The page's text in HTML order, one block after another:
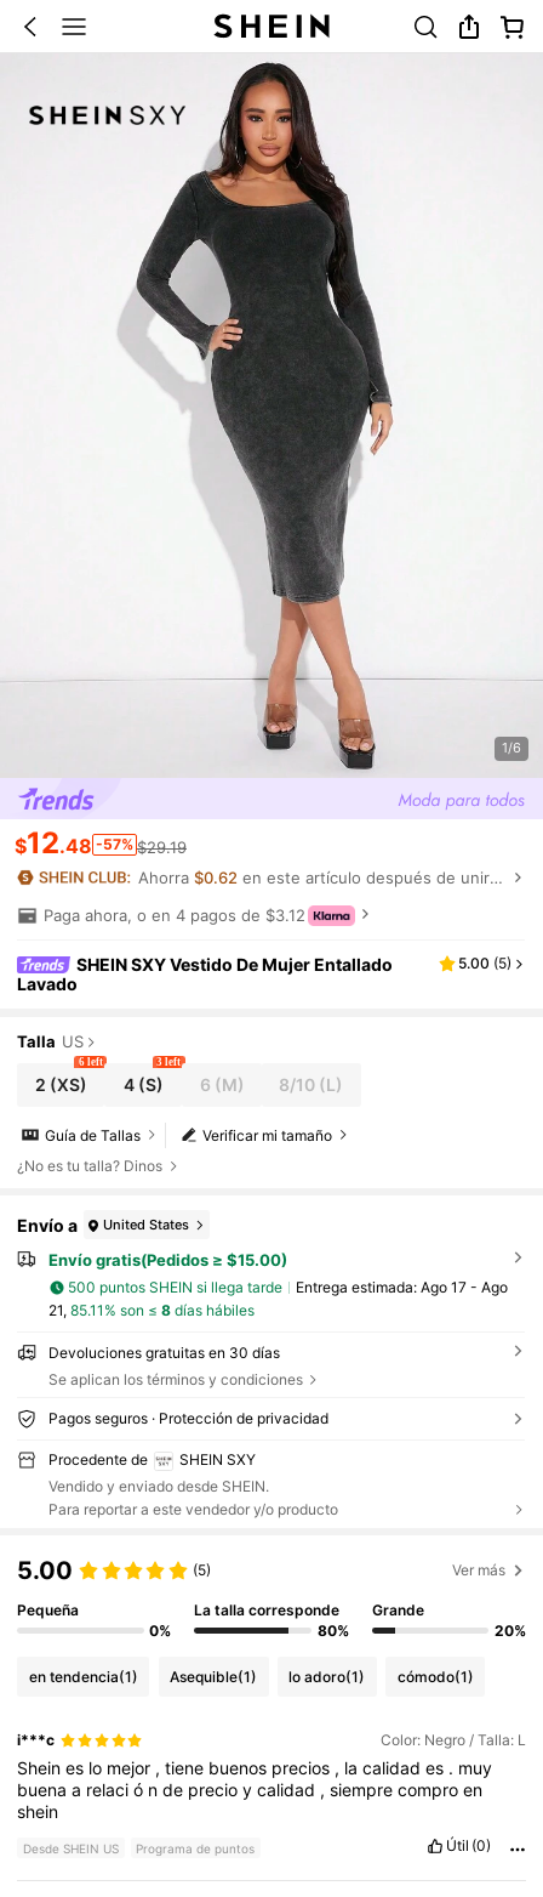
1/6
$12.48 -57% $29.19
Ahorra$0.62 en este artículo después de unirte.
Paga ahora, o en 4 pagos de $3.12
SHEIN SXY Vestido De Mujer Entallado
Lavado
5.00 (5)
Talla US
2 (XS)
6 left
4(S)
3 left
6 (M) 8/10 (L)
Verificar mi tamaño
Guía de Tallas
¿No es tu talla? Dinos
Envío a United States
Envío gratis(Pedidos ≥ $15.00)
500 puntos SHEIN si llega tarde Entrega estimada: Ago 17 - Ago
21, 85.11% son ≤ 8días hábiles
Devoluciones gratuitas en 30 días
Se aplican los términos y condiciones
Pagos seguros · Protección de privacidad
Procedente de
SHEIN SXY
Vendido y enviado desde SHEIN.
Para reportar a este vendedor y/o producto
5.00 (5) Ver más
Pequeña
0%
La talla corresponde
80%
Grande
20%
en tendencia(1) Asequible(1) lo adoro(1) cómodo(1)
i***c Color: Negro / Talla: L
Sheines lo mejor ,tiene buenos precios , lacalidades . muy
buenaa relació nde precioycalidad ,siemprecomproen
shein
Desde SHEIN US Programa de puntos Útil (0)